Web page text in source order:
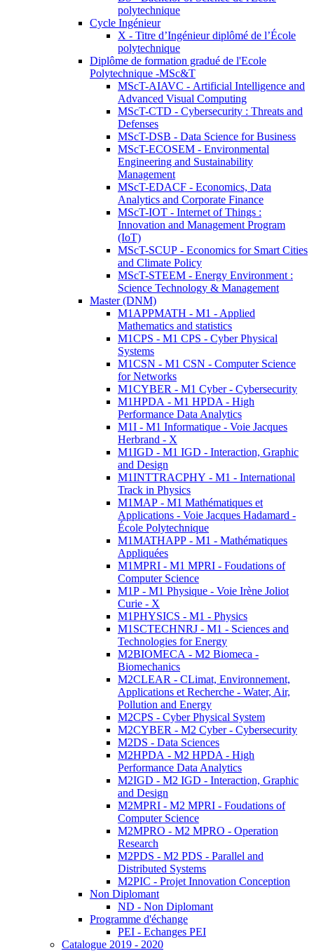
polytechnique
Cycle Ingénieur
X - Titre d’Ingénieur diplômé de l’École
polytechnique
Diplôme de formation gradué de l'Ecole
Polytechnique -MSc&T
MScT-AIAVC - Artificial Intelligence and
Advanced Visual Computing
MScT-CTD - Cybersecurity : Threats and
Defenses
MScT-DSB - Data Science for Business
MScT-ECOSEM - Environmental
Engineering and Sustainability
Management
MScT-EDACF - Economics, Data
Analytics and Corporate Finance
MScT-IOT - Internet of Things :
Innovation and Management Program
(IoT)
MScT-SCUP - Economics for Smart Cities
and Climate Policy
MScT-STEEM - Energy Environment :
Science Technology & Management
Master (DNM)
M1APPMATH - M1 - Applied
Mathematics and statistics
M1CPS - M1 CPS - Cyber Physical
Systems
M1CSN - M1 CSN - Computer Science
for Networks
M1CYBER - M1 Cyber - Cybersecurity
M1HPDA - M1 HPDA - High
Performance Data Analytics
M1I - M1 Informatique - Voie Jacques
Herbrand - X
M1IGD - M1 IGD - Interaction, Graphic
and Design
M1INTTRACPHY - M1 - International
Track in Physics
M1MAP - M1 Mathématiques et
Applications - Voie Jacques Hadamard -
École Polytechnique
M1MATHAPP - M1 - Mathématiques
Appliquées
M1MPRI - M1 MPRI - Foudations of
Computer Science
M1P - M1 Physique - Voie Irène Joliot
Curie - X
M1PHYSICS - M1 - Physics
M1SCTECHNRJ - M1 - Sciences and
Technologies for Energy
M2BIOMECA - M2 Biomeca -
Biomechanics
M2CLEAR - CLimat, Environnement,
Applications et Recherche - Water, Air,
Pollution and Energy
M2CPS - Cyber Physical System
M2CYBER - M2 Cyber - Cybersecurity
M2DS - Data Sciences
M2HPDA - M2 HPDA - High
Performance Data Analytics
M2IGD - M2 IGD - Interaction, Graphic
and Design
M2MPRI - M2 MPRI - Foudations of
Computer Science
M2MPRO - M2 MPRO - Operation
Research
M2PDS - M2 PDS - Parallel and
Distributed Systems
M2PIC - Projet Innovation Conception
Non Diplomant
ND - Non Diplomant
Programme d'échange
PEI - Echanges PEI
Catalogue 2019 - 2020